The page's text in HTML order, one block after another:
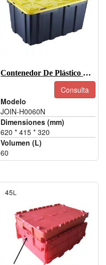
Contenedor De Plástico Resistente Con Tapa 60L
Consulta
Modelo
JOIN-H0060N
Dimensiones (mm)
620 * 415 * 320
Volumen (L)
60